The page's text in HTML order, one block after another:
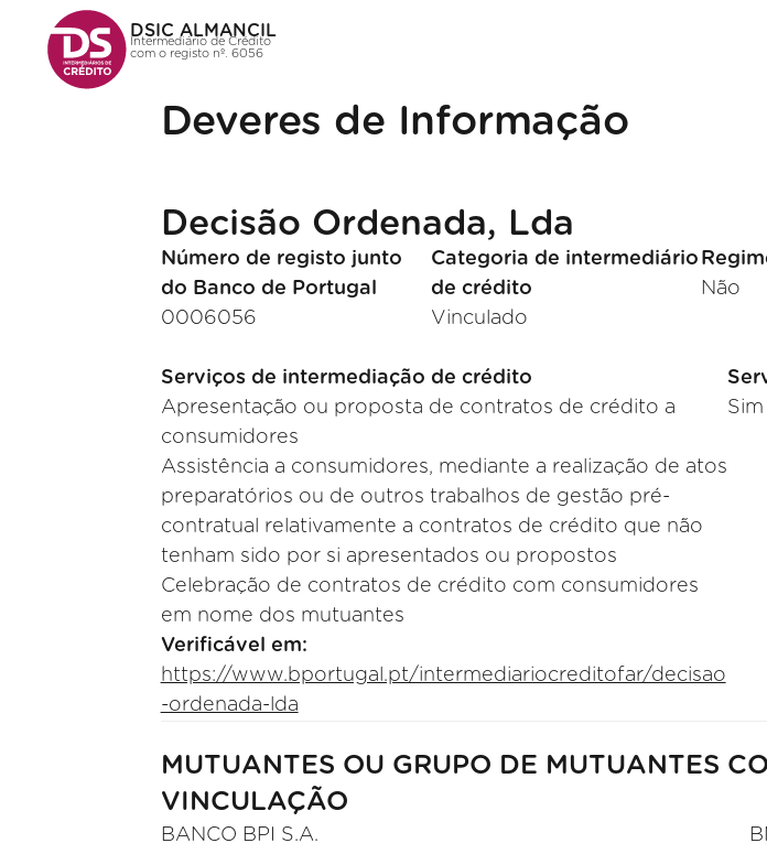
DSIC ALMANCIL
Intermediário de Crédito
com o registo nº. 6056
Deveres de Informação
Decisão Ordenada, Lda
Número de registo junto
do Banco de Portugal
0006056
Categoria de intermediário
de crédito
Vinculado
Não
Serviços de intermediação de crédito
Apresentação ou proposta de contratos de crédito a
consumidores
Assistência a consumidores, mediante a realização de atos
preparatórios ou de outros trabalhos de gestão pré-
contratual relativamente a contratos de crédito que não
tenham sido por si apresentados ou propostos
Celebração de contratos de crédito com consumidores
em nome dos mutuantes
Sim
Verificável em:
https://www.bportugal.pt/intermediariocreditofar/decisao
-ordenada-lda
MUTUANTES OU GRUPO DE MUTUANTES
VINCULAÇÃO
BANCO BPI S.A.